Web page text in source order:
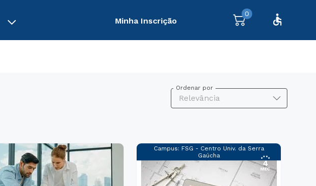
Minha Inscrição
0
Ordenar por
Relevância
Campus: FSG - Centro Univ. da Serra
Gaúcha